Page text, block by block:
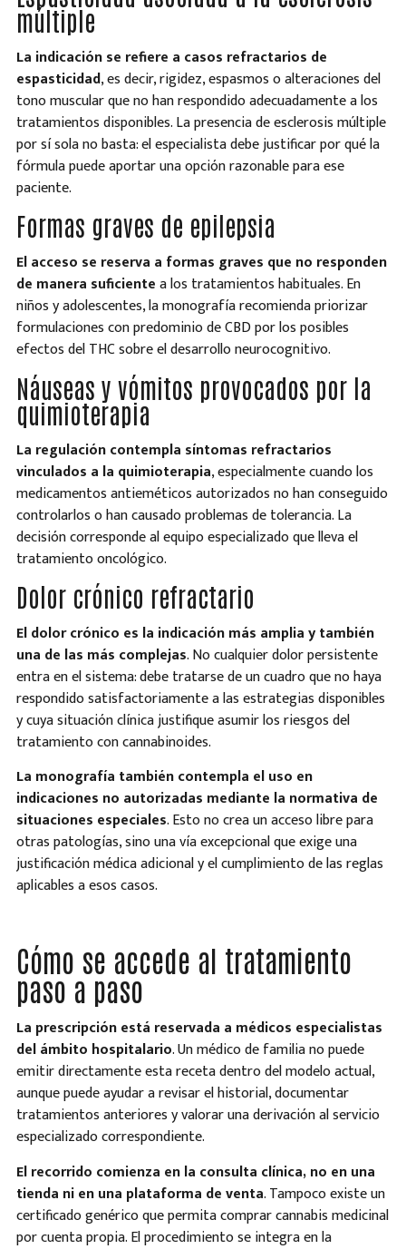
múltiple
La indicación se refiere a casos refractarios de
espasticidad, es decir, rigidez, espasmos o alteraciones del
tono muscular que no han respondido adecuadamente a los
tratamientos disponibles. La presencia de esclerosis múltiple
por sí sola no basta: el especialista debe justificar por qué la
fórmula puede aportar una opción razonable para ese
paciente.
Formas graves de epilepsia
El acceso se reserva a formas graves que no responden
de manera suficientea los tratamientos habituales. En
niños y adolescentes, la monografía recomienda priorizar
formulaciones con predominio de CBD por los posibles
efectos del THC sobre el desarrollo neurocognitivo.
Náuseas y vómitos provocados por la
quimioterapia
La regulación contempla síntomas refractarios
vinculados a la quimioterapia, especialmente cuando los
medicamentos antieméticos autorizados no han conseguido
controlarlos o han causado problemas de tolerancia. La
decisión corresponde al equipo especializado que lleva el
tratamiento oncológico.
Dolor crónico refractario
El dolor crónico es la indicación más amplia y también
una de las más complejas. No cualquier dolor persistente
entra en el sistema: debe tratarse de un cuadro que no haya
respondido satisfactoriamente a las estrategias disponibles
y cuya situación clínica justifique asumir los riesgos del
tratamiento con cannabinoides.
La monografía también contempla el uso en
indicaciones no autorizadas mediante la normativa de
situaciones especiales. Esto no crea un acceso libre para
otras patologías, sino una vía excepcional que exige una
justificación médica adicional y el cumplimiento de las reglas
aplicables a esos casos.
Cómo se accede al tratamiento
paso a paso
La prescripción está reservada a médicos especialistas
del ámbito hospitalario. Un médico de familia no puede
emitir directamente esta receta dentro del modelo actual,
aunque puede ayudar a revisar el historial, documentar
tratamientos anteriores y valorar una derivación al servicio
especializado correspondiente.
El recorrido comienza en la consulta clínica, no en una
tienda ni en una plataforma de venta. Tampoco existe un
certificado genérico que permita comprar cannabis medicinal
por cuenta propia. El procedimiento se integra en la